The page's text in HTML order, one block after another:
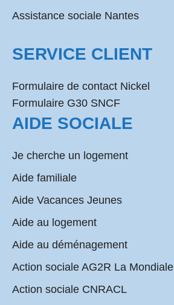
Assistance sociale Nantes
SERVICE CLIENT
Formulaire de contact Nickel
Formulaire G30 SNCF
AIDE SOCIALE
Je cherche un logement
Aide familiale
Aide Vacances Jeunes
Aide au logement
Aide au déménagement
Action sociale AG2R La Mondiale
Action sociale CNRACL